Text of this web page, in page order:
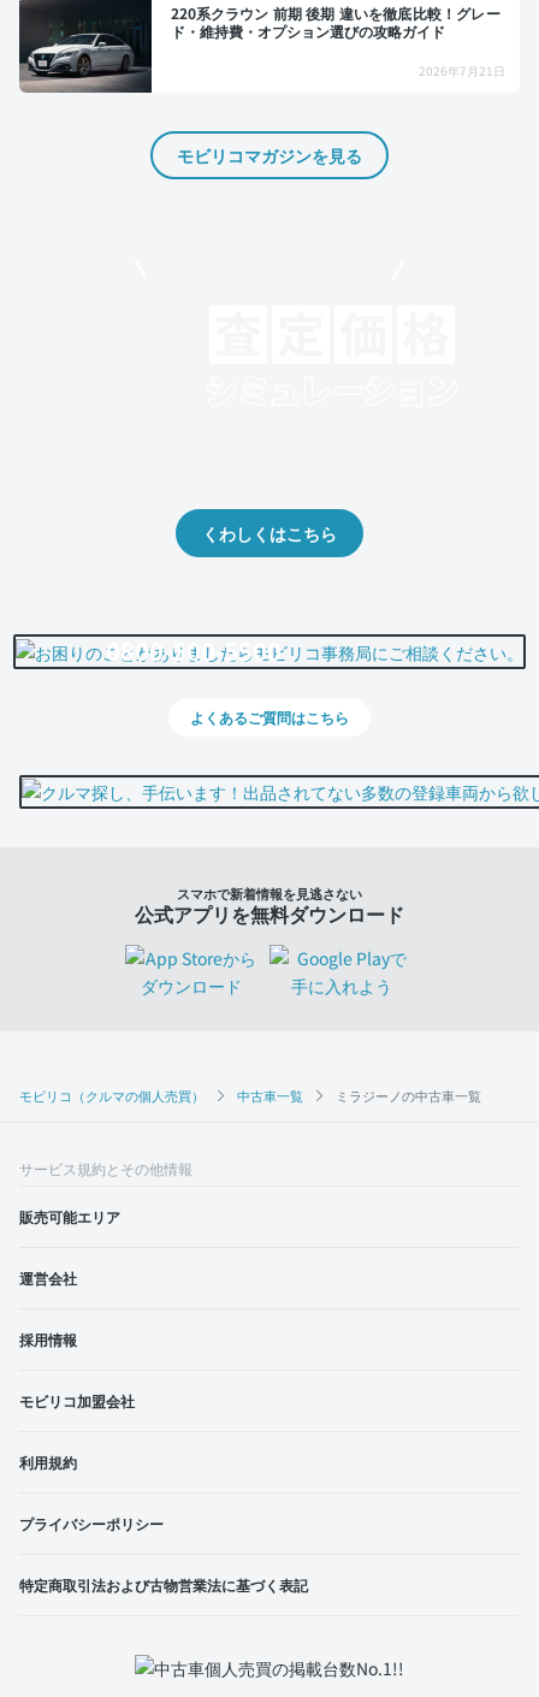
モビリコ（クルマの個人売買） 中古車一覧 ミラジーノの中古車一覧
220系クラウン 前期 後期 違いを徹底比較！グレー
ド・維持費・オプション選びの攻略ガイド
2026年7月21日
モビリコマガジンを見る
くわしくはこちら
0800-500-5500
よくあるご質問はこちら
スマホで新着情報を見逃さない
公式アプリを無料ダウンロード
サービス規約とその他情報
販売可能エリア
運営会社
採用情報
モビリコ加盟会社
利用規約
プライバシーポリシー
特定商取引法および古物営業法に基づく表記